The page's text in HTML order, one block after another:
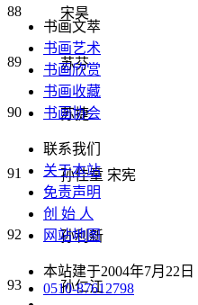
88 宋昊
89 苏芬
90 苏捷
91 孙佳童 宋宪
92 孙利新
93 孙仁江
书画文萃
书画艺术
书画欣赏
书画收藏
书画协会
联系我们
关于本站
免责声明
创 始 人
网站地图
本站建于2004年7月22日
0510-87612798